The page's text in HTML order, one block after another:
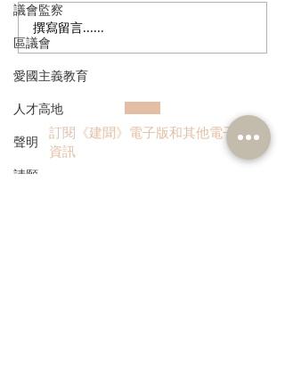
議會監察
區議會
愛國主義教育
人才高地
聲明
請願
多了解、規律生活、保持
社交，有助改善「長新
冠」患者負面情緒
撰寫留言......
訂閱《建聞》電子版和其他電子
資訊